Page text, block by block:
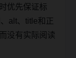
优先保证标
alt、title和正
没有实际阅读